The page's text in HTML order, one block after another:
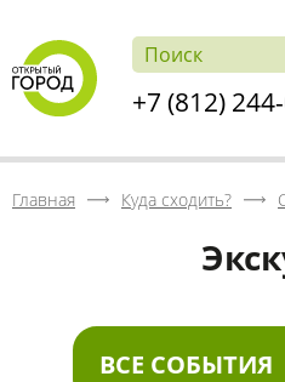
+7 (812)
Главная Куда сходить?
ВСЕ СОБЫТИЯ